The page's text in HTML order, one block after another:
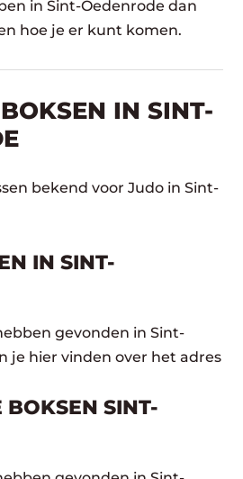
in Sint-Oedenrode dan
hoe je er kunt komen.
IN SINT-
bekend voor Judo in Sint-
IN SINT-
gevonden in Sint-
je hier vinden over het adres
BOKSEN SINT-